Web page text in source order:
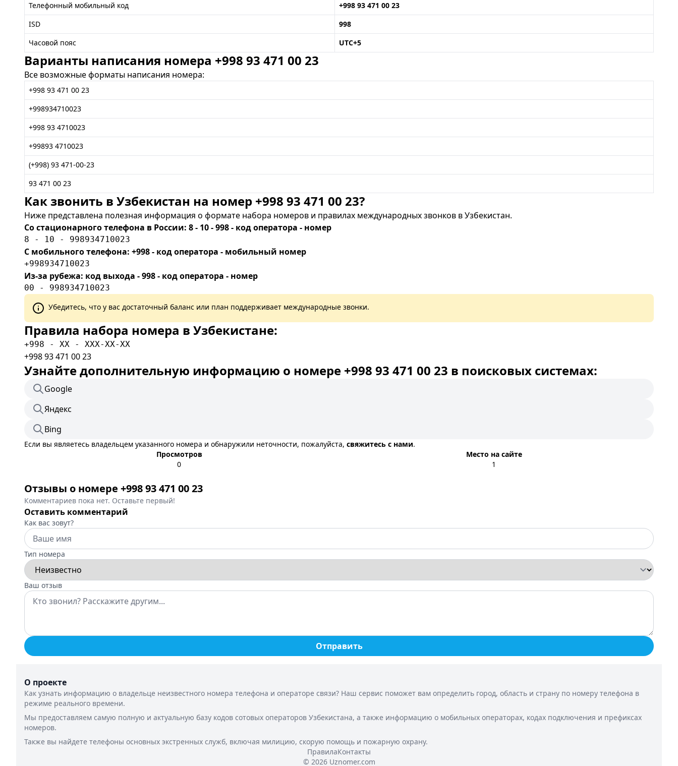
Телефонный мобильный код
+998 93 471 00 23
ISD
998
Часовой пояс
UTC+5
Варианты написания номера +998 93 471 00 23
Все возможные форматы написания номера:
+998 93 471 00 23
+998934710023
+998 93 4710023
+99893 4710023
(+998) 93 471-00-23
93 471 00 23
Как звонить в Узбекистан на номер +998 93 471 00 23?
Ниже представлена полезная информация о формате набора номеров и правилах международных звонков в Узбекистан.
Со стационарного телефона в России: 8 - 10 - 998 - код оператора - номер
8 - 10 - 998934710023
С мобильного телефона: +998 - код оператора - мобильный номер
+998934710023
Из-за рубежа: код выхода - 998 - код оператора - номер
00 - 998934710023
Убедитесь, что у вас достаточный баланс или план поддерживает международные звонки.
Правила набора номера в Узбекистане:
+998 - XX - XXX-XX-XX
+998 93 471 00 23
Узнайте дополнительную информацию о номере +998 93 471 00 23 в поисковых системах:
Google
Яндекс
Bing
Если вы являетесь владельцем указанного номера и обнаружили неточности, пожалуйста, свяжитесь с нами.
Просмотров
0
Место на сайте
1
Отзывы о номере +998 93 471 00 23
Комментариев пока нет. Оставьте первый!
Оставить комментарий
Как вас зовут?
Тип номера
Ваш отзыв
Отправить
О проекте
Как узнать информацию о владельце неизвестного номера телефона и операторе связи? Наш сервис поможет вам определить город, область и страну по номеру телефона в
режиме реального времени.
Мы предоставляем самую полную и актуальную базу кодов сотовых операторов Узбекистана, а также информацию о мобильных операторах, кодах подключения и префиксах
номеров.
Также вы найдете телефоны основных экстренных служб, включая милицию, скорую помощь и пожарную охрану.
ПравилаКонтакты
© 2026 Uznomer.com